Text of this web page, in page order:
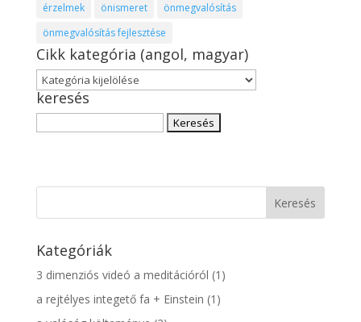
érzelmek
önismeret
önmegvalósítás
önmegvalósítás fejlesztése
Cikk kategória (angol, magyar)
Cikk
kategória
(angol,
magyar)
keresés
Kategóriák
3 dimenziós videó a meditációról (1)
a rejtélyes integető fa + Einstein (1)